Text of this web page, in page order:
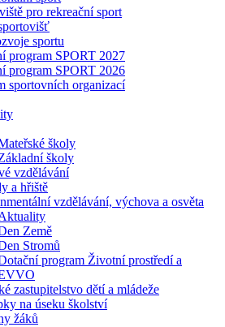
pro rekreační sport
sportu
program SPORT 2027
program SPORT 2026
sportovních organizací
školy
školy
vzdělávání
a hřiště
vzdělávání, výchova a osvěta
Země
Stromů
program Životní prostředí a
zastupitelstvo dětí a mládeže
na úseku školství
žáků